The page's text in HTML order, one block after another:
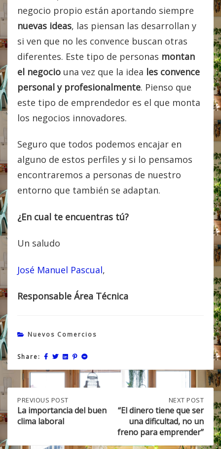
negocio propio están aportando siempre
nuevas ideas, las piensan las desarrollan y
si ven que no les convence buscan otras
diferentes. Este tipo de personas montan
el negocio una vez que la idea les convence
personal y profesionalmente. Pienso que
este tipo de emprendedor es el que monta
los negocios innovadores.
Seguro que todos podemos encajar en
alguno de estos perfiles y si lo pensamos
encontraremos a personas de nuestro
entorno que también se adaptan.
¿En cual te encuentras tú?
Un saludo
José Manuel Pascual,
Responsable Área Técnica
Nuevos Comercios
Share:
Post
navigation
PREVIOUS
POST:
LA
IMPORTANCIA
BUEN
PREVIOUS POST
La importancia del buen
clima laboral
POST:
DINERO
TIENE
QUE
NEXT POST
“El dinero tiene que ser
una dificultad, no un
freno para emprender”